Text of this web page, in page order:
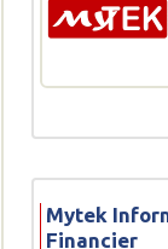
Mytek
Financier